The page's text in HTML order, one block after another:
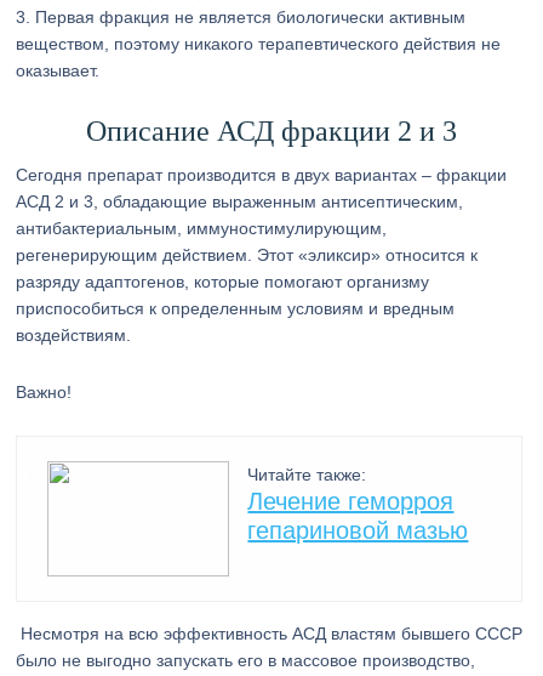
3. Первая фракция не является биологически активным
веществом, поэтому никакого терапевтического действия не
оказывает.
Описание АСД фракции 2 и 3
Сегодня препарат производится в двух вариантах – фракции
АСД 2 и 3, обладающие выраженным антисептическим,
антибактериальным, иммуностимулирующим,
регенерирующим действием. Этот «эликсир» относится к
разряду адаптогенов, которые помогают организму
приспособиться к определенным условиям и вредным
воздействиям.
Важно!
Читайте также:
Лечение геморроя
гепариновой мазью
Несмотря на всю эффективность АСД властям бывшего СССР
было не выгодно запускать его в массовое производство,